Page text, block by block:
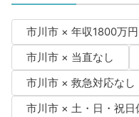
市川市 × 年収1800万
市川市 × 当直なし
市川市 × 救急対応なし
市川市 × 土・日・祝日